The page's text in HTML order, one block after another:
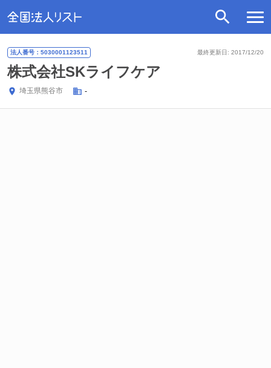
最終更新日: 2017/12/20
法人番号：5030001123511
株式会社SKライフケア
埼玉県熊谷市 -